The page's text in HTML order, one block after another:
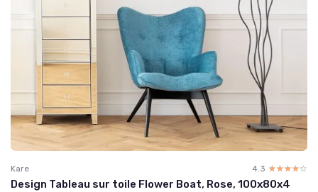
Kare 4.3 ☆☆☆☆☆
★★★★★
Design Tableau sur toile Flower Boat, Rose, 100x80x4